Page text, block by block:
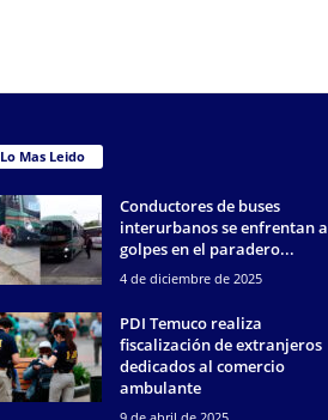
Lo Mas Leido
Conductores de buses
interurbanos se enfrentan a
golpes en el paradero...
4 de diciembre de 2025
PDI Temuco realiza
fiscalización de extranjeros
dedicados al comercio
ambulante